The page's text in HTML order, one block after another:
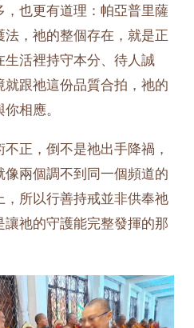
，也更有道理：帕亞普里薩
，祂的整個存在，就是正
活裡持守本分、待人誠
跟祂這份品質合拍，祂的
相應。
正，倒不是祂出手降禍，
兩個調不到同一個頻道的
所以行善持戒並非供奉祂
祂的守護能完整發揮的那